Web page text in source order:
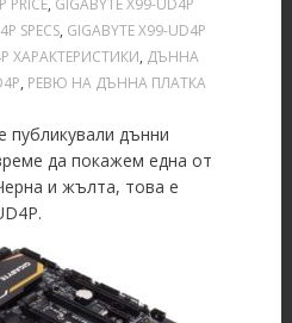
PRICE, GIGABYTE X99-UD4P
SPECS, GIGABYTE X99-UD4P
ХАРАКТЕРИСТИКИ, ДЪННА
, РЕВЮ НА ДЪННА ПЛАТКА
публикували дънни
да покажем една от
и жълта, това е